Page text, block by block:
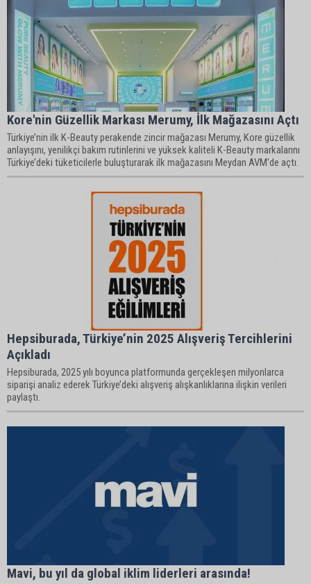
Kore'nin Güzellik Markası Merumy, İlk Mağazasını Açtı
Türkiye’nin ilk K-Beauty perakende zincir mağazası Merumy, Kore güzellik
anlayışını, yenilikçi bakım rutinlerini ve yüksek kaliteli K-Beauty markalarını
Türkiye’deki tüketicilerle buluşturarak ilk mağazasını Meydan AVM’de açtı.
Hepsiburada, Türkiye’nin 2025 Alışveriş Tercihlerini
Açıkladı
Hepsiburada, 2025 yılı boyunca platformunda gerçekleşen milyonlarca
siparişi analiz ederek Türkiye’deki alışveriş alışkanlıklarına ilişkin verileri
paylaştı.
Mavi, bu yıl da global iklim liderleri arasında!